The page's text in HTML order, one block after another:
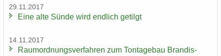
29.11.2017
Eine alte Sünde wird end­lich ge­tilgt
14.11.2017
Raum­ord­nungs­ver­fah­ren zum Ton­ta­ge­bau Brandis-​